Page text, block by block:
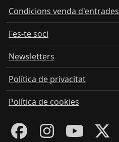
Condicions venda d'entrades
Fes-te soci
Newsletters
Política de privacitat
Política de cookies